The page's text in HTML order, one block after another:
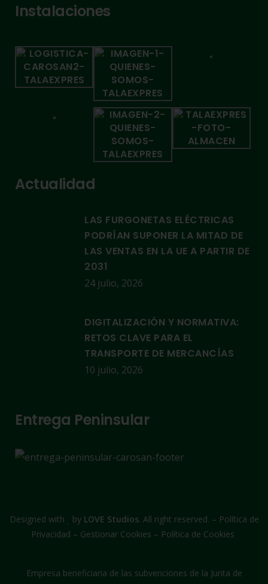
Instalaciones
Actualidad
LAS FURGONETAS ELÉCTRICAS
PODRÍAN SUPONER LA MITAD DE
LAS VENTAS EN LA UE A PARTIR DE
2031
24 julio, 2026
DIGITALIZACIÓN Y NORMATIVA:
RETOS CLAVE PARA EL
TRANSPORTE DE MERCANCÍAS
10 julio, 2026
Entrega Peninsular
Designed with by LOVE Studios. All right reserved. – Política de
Privacidad – Gestionar Cookies – Política de Cookies
Empresa beneficiaria de las subvenciones de la Junta de